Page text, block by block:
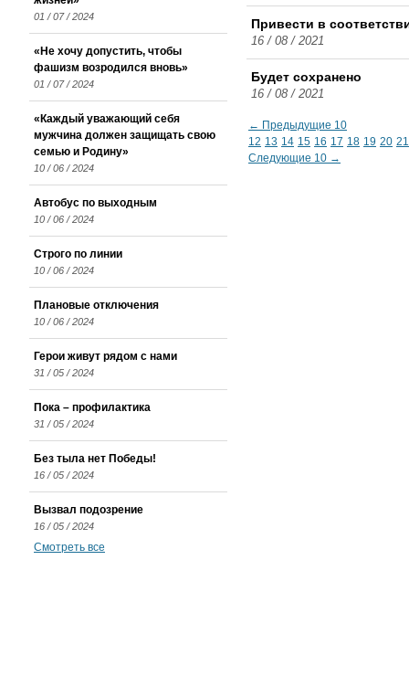
Привести в
16 / 08 / 2021
Будет сохранено
16 / 08 / 2021
← Предыдущие 10
12 13 14 15 16 17 18 19 20 21
Следующие 10 →
01 / 07 / 2024
«Не хочу допустить, чтобы
фашизм возродился вновь»
01 / 07 / 2024
«Каждый уважающий себя
мужчина должен защищать свою
семью и Родину»
10 / 06 / 2024
Автобус по выходным
10 / 06 / 2024
Строго по линии
10 / 06 / 2024
Плановые отключения
10 / 06 / 2024
Герои живут рядом с нами
31 / 05 / 2024
Пока – профилактика
31 / 05 / 2024
Без тыла нет Победы!
16 / 05 / 2024
Вызвал подозрение
16 / 05 / 2024
Смотреть все